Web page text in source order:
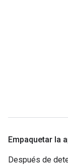
Empaquetar la
Después de